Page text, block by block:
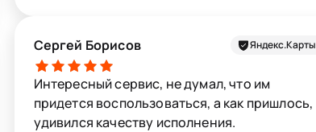
Яндекс.Карты
Сергей Борисов
Интересный сервис, не думал, что им
придется воспользоваться, а как пришлось,
удивился качеству исполнения.